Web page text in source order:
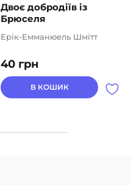
Двоє добродіїв із
Брюселя
40 грн
Ерік-Емманюель Шмітт
В КОШИК